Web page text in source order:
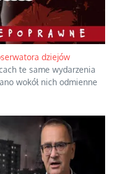
dziejów
te same wydarzenia
wokół nich odmienne